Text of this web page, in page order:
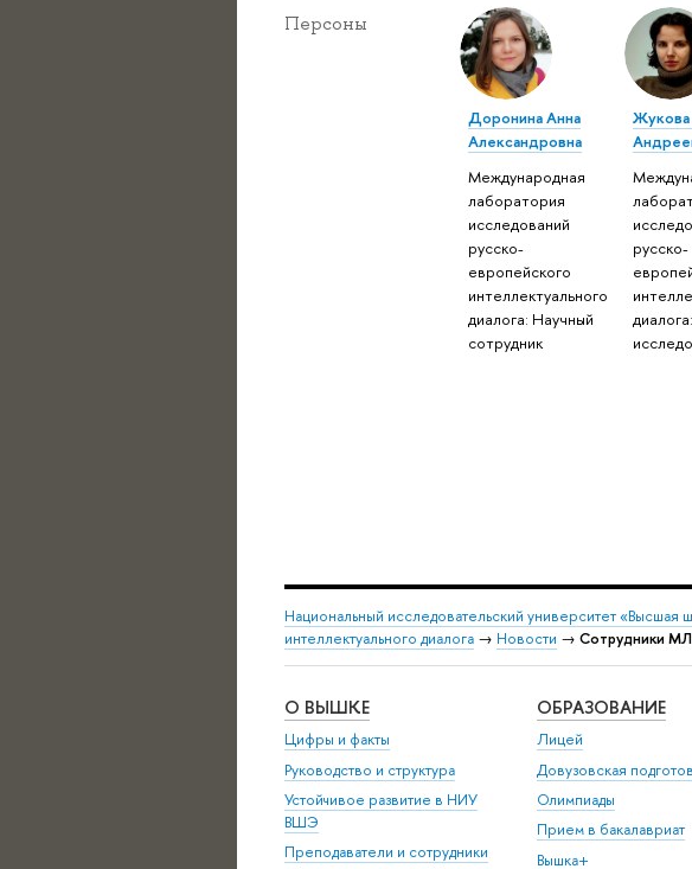
Персоны
Доронина Анна
Александровна
Международная
лаборатория
исследований
русско-
европейского
интеллектуального
диалога: Научный
сотрудник
Жукова
русско-
Национальный исследовательский университет «Высшая
интеллектуального диалога → Новости → Сотрудники
О ВЫШКЕ
Цифры и факты
Руководство и структура
Устойчивое развитие в НИУ
ВШЭ
Преподаватели и сотрудники
ОБРАЗОВАНИЕ
Лицей
Довузовская
Олимпиады
Прием в бакалавриат
Вышка+